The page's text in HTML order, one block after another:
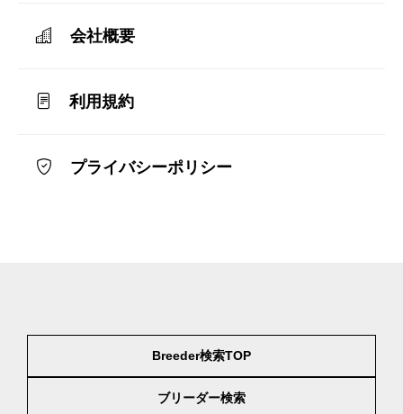
会社概要
利用規約
プライバシーポリシー
Breeder検索TOP
ブリーダー検索